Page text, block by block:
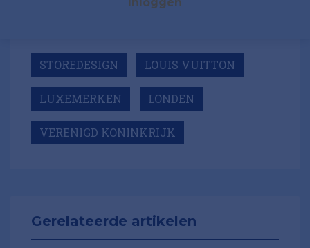
STOREDESIGN LOUIS VUITTON
LUXEMERKEN LONDEN
VERENIGD KONINKRIJK
Gerelateerde artikelen